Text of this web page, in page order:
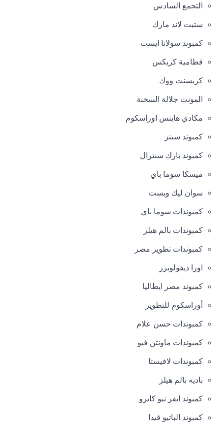
التجمع السادس
ستيت لاند مارك
كمبوند سولانا ايست
قطامية كريكس
كريسنت ووك
المونت جلالة السخنة
مكادي هايتس اوراسكوم
كمبوند سينز
كمبوند بارك سنترال
ميسكا سوما باي
سوان ليك ويست
كمبوندات سوما باي
كمبوندات بالم هيلز
كمبوندات تطوير مصر
اورا ديفولوبرز
كمبوند مصر ايطاليا
أوراسكوم للتطوير
كمبوندات حسن علام
كمبوندات ماونتن فيو
كمبوندات لافيستا
باديه بالم هيلز
كمبوند ايفر نيو كايرو
كمبوند الباتيو فيدا